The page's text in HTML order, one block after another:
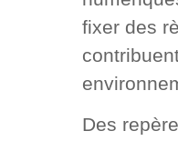
fixer des
Des